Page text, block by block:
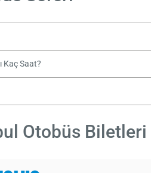
Kaç Saat?
Otobüs Biletleri